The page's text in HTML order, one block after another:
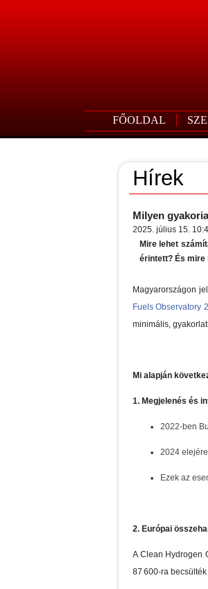
FŐOLDAL
Hírek
Milyen
2025. július 15.
Mire lehet
érintett? És mire
Magyarországon
Fuels Observatory
minimális,
Mi alapján
1. Megjelenés és
2022-ben
2024
Ezek az
2. Európai
A Clean Hydrogen
87 600-ra